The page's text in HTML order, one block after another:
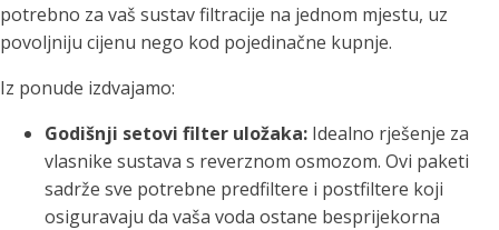
potrebno za vaš sustav filtracije na jednom mjestu, uz
povoljniju cijenu nego kod pojedinačne kupnje.
Iz ponude izdvajamo:
Godišnji setovi filter uložaka: Idealno rješenje za
vlasnike sustava s reverznom osmozom. Ovi paketi
sadrže sve potrebne predfiltere i postfiltere koji
osiguravaju da vaša voda ostane besprijekorna